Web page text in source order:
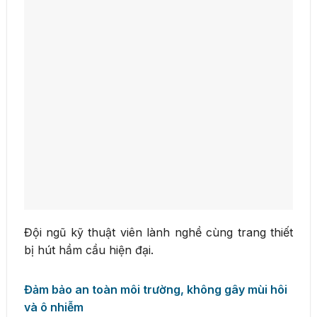
Đội ngũ kỹ thuật viên lành nghề cùng trang thiết
bị hút hầm cầu hiện đại.
Đảm bảo an toàn môi trường, không gây mùi hôi
và ô nhiễm